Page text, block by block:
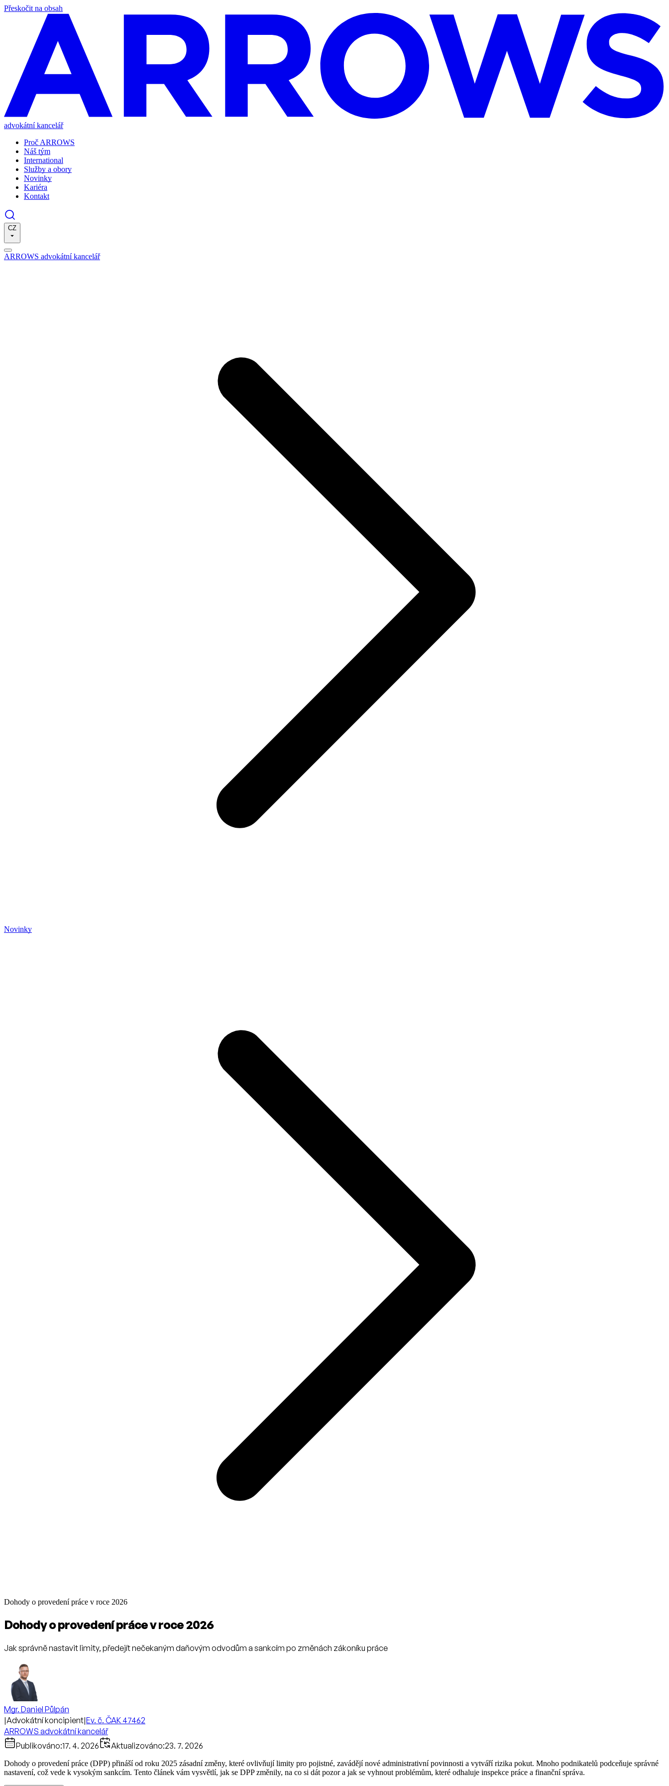
Přeskočit na obsah
advokátní kancelář
Proč ARROWS
Náš tým
International
Služby a obory
Novinky
Kariéra
Kontakt
CZ
ARROWS advokátní kancelář
Novinky
Dohody o provedení práce v roce 2026
Dohody o provedení práce v roce 2026
Jak správně nastavit limity, předejít nečekaným daňovým odvodům a sankcím po změnách zákoníku práce
Mgr. Daniel Půlpán
|Advokátní koncipient|Ev. č. ČAK 47462
ARROWS advokátní kancelář
Publikováno:17. 4. 2026 Aktualizováno:23. 7. 2026
Dohody o provedení práce (DPP) přináší od roku 2025 zásadní změny, které ovlivňují limity pro pojistné, zavádějí nové administrativní povinnosti a vytváří rizika pokut. Mnoho podnikatelů podceňuje správné
nastavení, což vede k vysokým sankcím. Tento článek vám vysvětlí, jak se DPP změnily, na co si dát pozor a jak se vyhnout problémům, které odhaluje inspekce práce a finanční správa.